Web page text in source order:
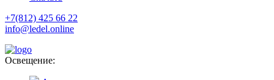
+7(812) 425 66 22
info@ledel.online
Освещение: